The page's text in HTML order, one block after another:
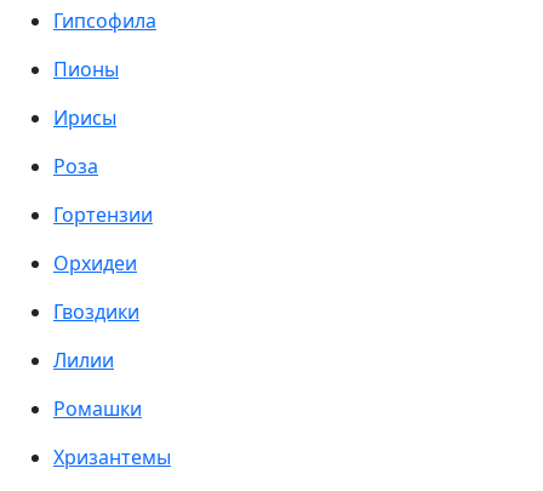
Гипсофила
Пионы
Ирисы
Роза
Гортензии
Орхидеи
Гвоздики
Лилии
Ромашки
Хризантемы